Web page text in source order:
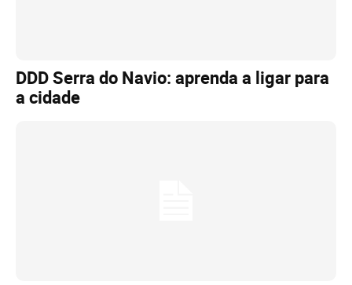
DDD Serra do Navio: aprenda a ligar para
a cidade